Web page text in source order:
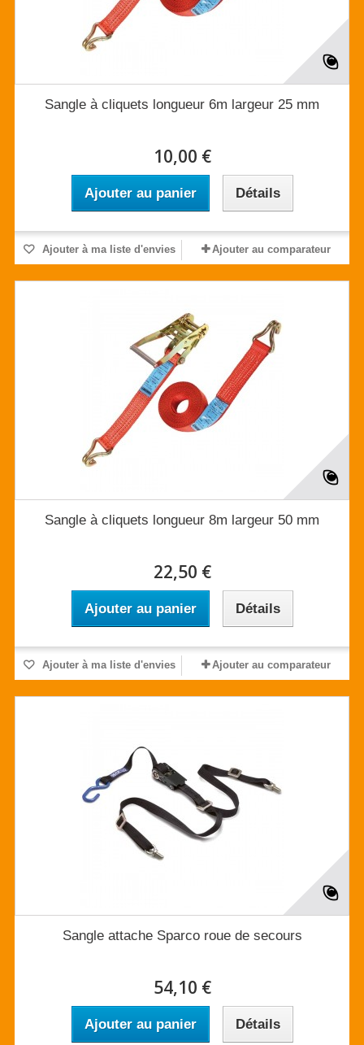
Sangle à cliquets longueur 6m largeur 25 mm
10,00 €
Ajouter au panier Détails
Ajouter à ma liste d'envies Ajouter au comparateur
Sangle à cliquets longueur 8m largeur 50 mm
22,50 €
Ajouter au panier Détails
Ajouter à ma liste d'envies Ajouter au comparateur
Sangle attache Sparco roue de secours
54,10 €
Ajouter au panier Détails